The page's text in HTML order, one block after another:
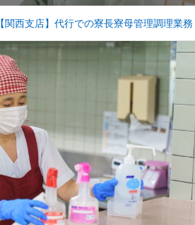
【関西支店】代行での寮長寮母管理調理業